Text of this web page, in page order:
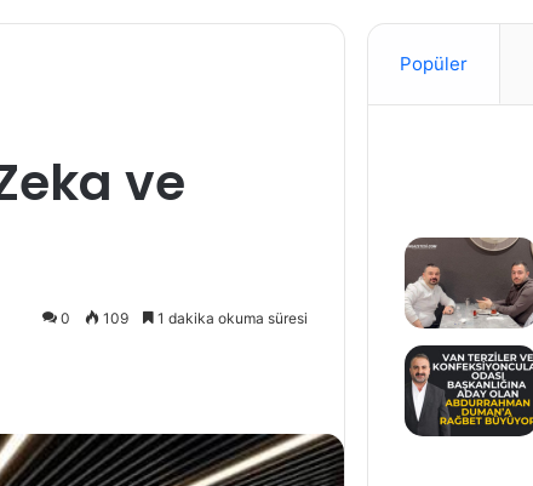
ve
0 109 1 dakika okuma süresi
Popüler